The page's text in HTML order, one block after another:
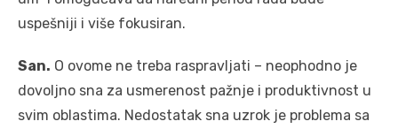
uspešniji i više fokusiran.
San. O ovome ne treba raspravljati – neophodno je
dovoljno sna za usmerenost pažnje i produktivnost u
svim oblastima. Nedostatak sna uzrok je problema sa